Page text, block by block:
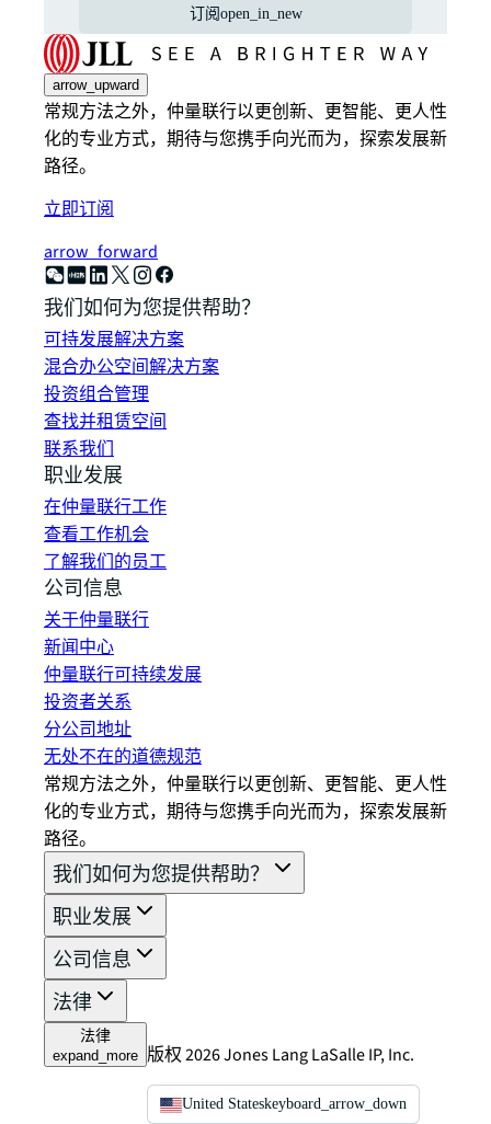
订阅 open_in_new
arrow_upward
常规方法之外，仲量联行以更创新、更智能、更人性
化的专业方式，期待与您携手向光而为，探索发展新
路径。
立即订阅
arrow_forward
我们如何为您提供帮助？
可持发展解决方案
混合办公空间解决方案
投资组合管理
查找并租赁空间
联系我们
职业发展
在仲量联行工作
查看工作机会
了解我们的员工
公司信息
关于仲量联行
新闻中心
仲量联行可持续发展
投资者关系
分公司地址
无处不在的道德规范
常规方法之外，仲量联行以更创新、更智能、更人性
化的专业方式，期待与您携手向光而为，探索发展新
路径。
我们如何为您提供帮助？
职业发展
公司信息
法律
法律
expand_more 版权 2026 Jones Lang LaSalle IP, Inc.
United Stateskeyboard_arrow_down